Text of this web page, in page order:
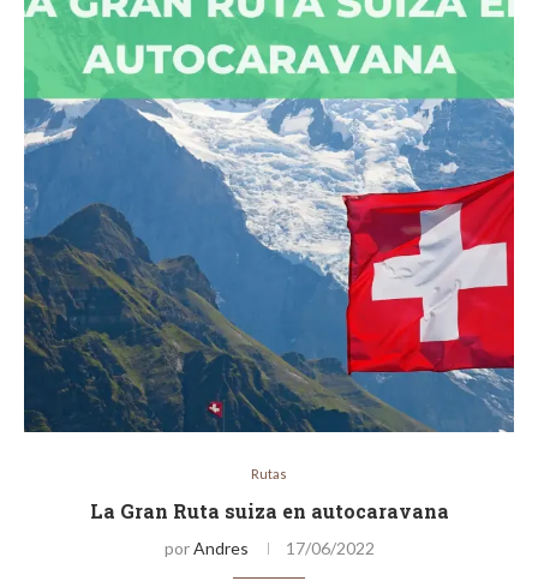
Rutas
La Gran Ruta suiza en autocaravana
porAndres 17/06/2022